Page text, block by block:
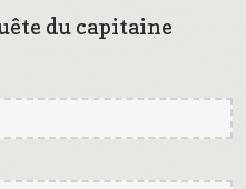
du capitaine